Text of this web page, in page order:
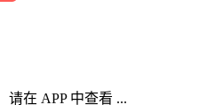
请在 APP 中查看 ...